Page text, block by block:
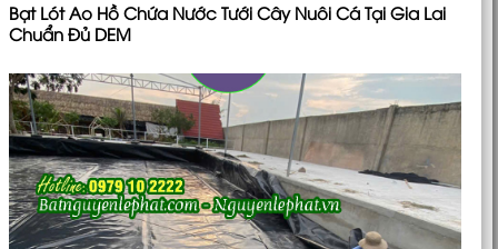
Bạt Lót Ao Hồ Chứa Nước Tưới Cây Nuôi Cá Tại Gia Lai
Chuẩn Đủ DEM